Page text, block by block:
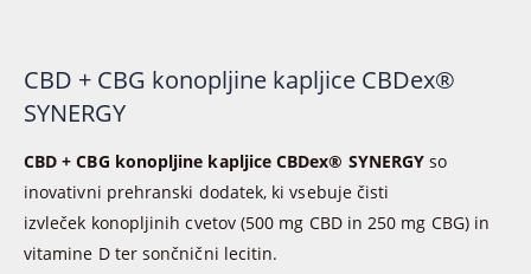
CBD + CBG konopljine kapljice CBDex®
SYNERGY
CBD + CBG konopljine kapljice CBDex® SYNERGY so
inovativni prehranski dodatek, ki vsebuje čisti
izvleček konopljinih cvetov (500 mg CBD in 250 mg CBG) in
vitamine D ter sončnični lecitin.